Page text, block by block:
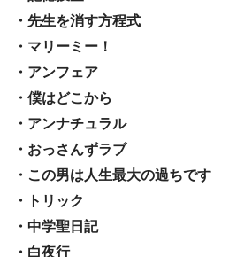
・先生を消す方程式
・マリーミー！
・アンフェア
・僕はどこから
・アンナチュラル
・おっさんずラブ
・この男は人生最大の過ちです
・トリック
・中学聖日記
・白夜行